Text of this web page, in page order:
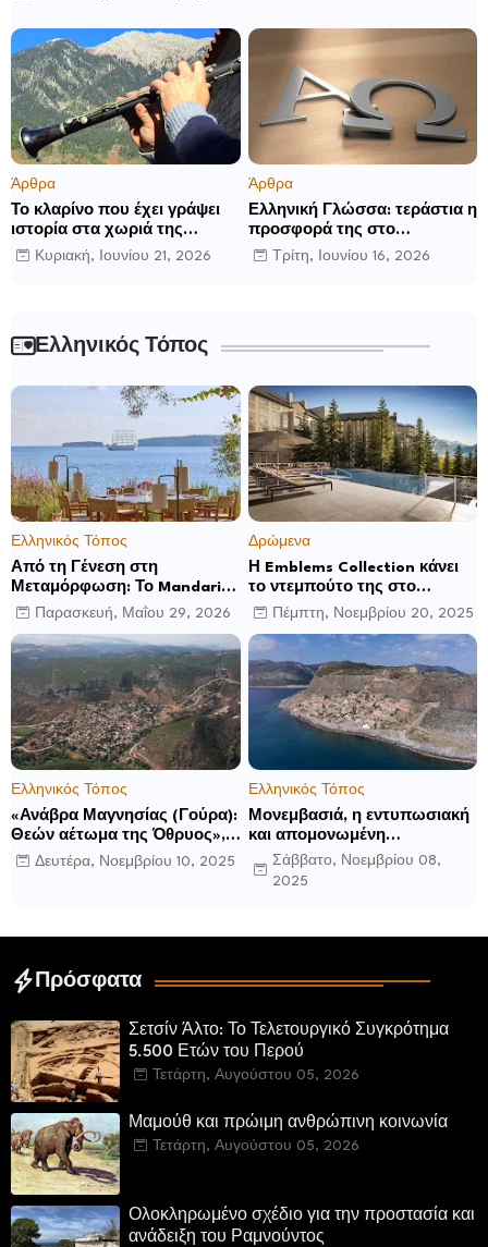
Άρθρα
Το κλαρίνο που έχει γράψει
ιστορία στα χωριά της
Ρούμελης
Κυριακή, Ιουνίου 21, 2026
Άρθρα
Ελληνική Γλώσσα: τεράστια η
προσφορά της στο
παγκόσμιο γίγνεσθαι.
Τρίτη, Ιουνίου 16, 2026
Ελληνικός Τόπος
Ελληνικός Τόπος
Από τη Γένεση στη
Μεταμόρφωση: Το Mandarin
Oriental, Costa Navarino
αποκαλύπτει μια νέα σεζόν
βιωματικών εμπειριών
Παρασκευή, Μαΐου 29, 2026
Δρώμενα
Η Emblems Collection κάνει
το ντεμπούτο της στο
Ηνωμένο Βασίλειο με το
Luckham Park Hotel & Spa
και ανακοινώνει άλλα έξι
ανοίγματα για το 2026 και
μετά
Πέμπτη, Νοεμβρίου 20, 2025
Ελληνικός Τόπος
«Ανάβρα Μαγνησίας (Γούρα):
Θεών αέτωμα της Όθρυος»,
γράφει ο Δημήτρης Β.
Καρέλης
Δευτέρα, Νοεμβρίου 10, 2025
Ελληνικός Τόπος
Μονεμβασιά, η εντυπωσιακή
και απομονωμένη
οχυρωμένη πόλη που
ιδρύθηκε από τους
Σάββατο, Νοεμβρίου 08,
2025
Πρόσφατα
Σετσίν Άλτο: Το Τελετουργικό Συγκρότημα
5.500 Ετών του Περού
Τετάρτη, Αυγούστου 05, 2026
Μαμούθ και πρώιμη ανθρώπινη κοινωνία
Τετάρτη, Αυγούστου 05, 2026
Ολοκληρωμένο σχέδιο για την προστασία και
ανάδειξη του Ραμνούντος